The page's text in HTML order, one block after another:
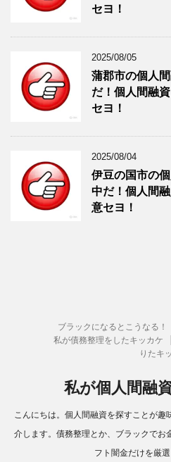
セヨ！
2025/08/05
蒲郡市の個人
だ！個人間融
セヨ！
2025/08/04
伊豆の国市の
中だ！個人間
意セヨ！
ブラックになるとこうなる！
私が債務整理をしたキッカケ
りたキ
私が個人間融
こんにちは。個人間融資を探すことが
介します。債務整理とか、ブラックでお
フト闇金だけを厳選